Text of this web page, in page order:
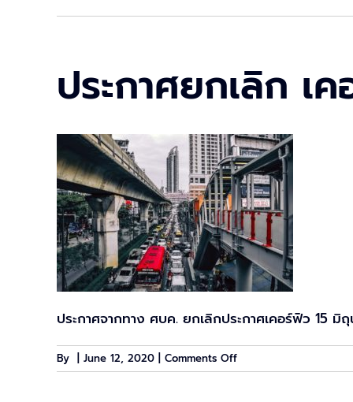
ประกาศยกเลิก เ
ประกาศจากทาง ศบค. ยกเลิกประกาศเคอร์ฟิว 15
By June 12, 2020 Comments Offon
ประกาศ